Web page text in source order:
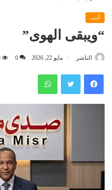
أدب
“ويبقى الهوى”
الناشر مايو 22, 2026 0
فيسبوك تويتر واتساب